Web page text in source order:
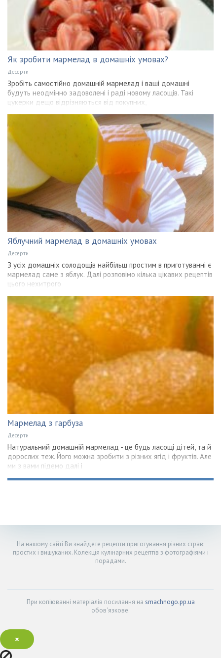
Як зробити мармелад в домашніх умовах?
Десерти
Зробіть самостійно домашній мармелад і ваші домашні
будуть неодмінно задоволені і раді новому ласощів. Такі
цукерки дещо відрізняються від покупних,
Яблучний мармелад в домашніх умовах
Десерти
З усіх домашніх солодощів найбільш простим в приготуванні є
мармелад саме з яблук. Далі розповімо кілька цікавих рецептів
цього нехитрого
Мармелад з гарбуза
Десерти
Натуральний домашній мармелад - це будь ласощі дітей, та й
дорослих теж. Його можна зробити з різних ягід і фруктів. Але
ми з вами підемо далі і
На нашому сайті Ви знайдете рецепти приготування різних страв:
простих і вишуканих. Колекція кулінарних рецептів з фотографіями і
порадами.
При копіюванні матеріалів посилання на smachnogo.pp.ua
обов'язкове.
×